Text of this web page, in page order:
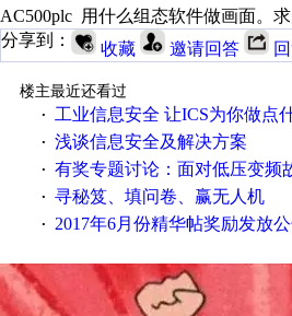
AC500plc 用什么组态软件做画面。
分享到：
收藏 邀请回答
楼主最近还看过
·
工业信息安全 让ICS为你做点
· 浅谈信息安全及解决方案
· 有奖专题讨论：面对低压变频故障，老手是这样解决的
· 寻秘笈、填问卷、赢无人机
· 2017年6月份精华帖奖励发放